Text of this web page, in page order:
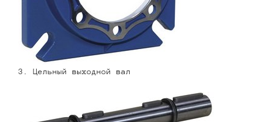
3. Цельный выходной вал